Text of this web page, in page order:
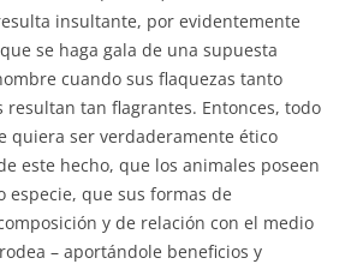
insultante, por evidentemente
se haga gala de una supuesta
cuando sus flaquezas tanto
resultan tan flagrantes. Entonces, todo
quiera ser verdaderamente ético
este hecho, que los animales poseen
especie, que sus formas de
y de relación con el medio
– aportándole beneficios y